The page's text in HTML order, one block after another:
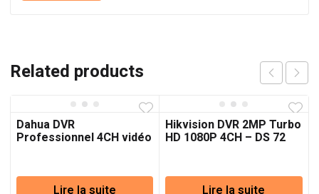
Related products
Dahua DVR
Professionnel 4CH vidéo
Lire la suite
Hikvision DVR 2MP Turbo
HD 1080P 4CH – DS 72
Lire la suite